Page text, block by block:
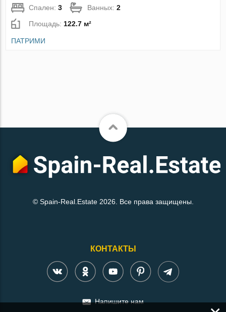
Спален:3 Ванных:2
Площадь:122.7 м²
ПАТРИМИ
© Spain-Real.Estate 2026. Все права защищены.
КОНТАКТЫ
Напишите нам